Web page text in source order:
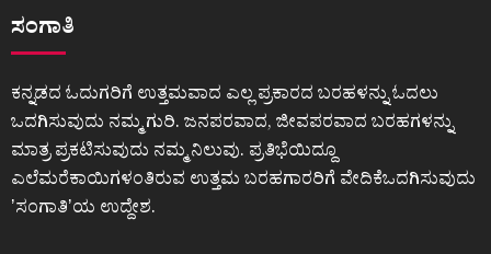
ಸಂಗಾತಿ
ಕನ್ನಡದ ಓದುಗರಿಗೆ ಉತ್ತಮವಾದ ಎಲ್ಲ ಪ್ರಕಾರದ ಬರಹಳನ್ನು ಓದಲು
ಒದಗಿಸುವುದು ನಮ್ಮ ಗುರಿ. ಜನಪರವಾದ, ಜೀವಪರವಾದ ಬರಹಗಳನ್ನು
ಮಾತ್ರ ಪ್ರಕಟಿಸುವುದು ನಮ್ಮ ನಿಲುವು. ಪ್ರತಿಭೆಯಿದ್ದೂ
ಎಲೆಮರೆಕಾಯಿಗಳಂತಿರುವ ಉತ್ತಮ ಬರಹಗಾರರಿಗೆ ವೇದಿಕೆಒದಗಿಸುವುದು
ʼಸಂಗಾತಿʼಯ ಉದ್ದೇಶ.